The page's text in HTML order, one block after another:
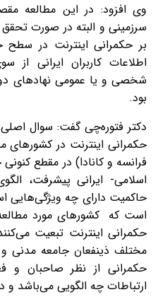
وی افزود: در این مطالعه
سرزمینی و البته در صورت
بر حکمرانی اینترنت در سطح
اطلاعات کاربران ایرانی
شخصی و یا عمومی نهادهای
بود.
دکتر فتوره‌چی گفت: سوال
حکمرانی اینترنت در کشورهای
فرانسه و کانادا) در مقطع
اسلامی- ایرانی پیشرفت،
حاکمیت دارای چه ویژگی‌هایی
است که کشورهای مورد
حکمرانی اینترنت تبعیت
مختلف ذینفعان جامعه
حکمرانی از نظر صاحبان و
ارتباطات چه الگویی می‌باشد